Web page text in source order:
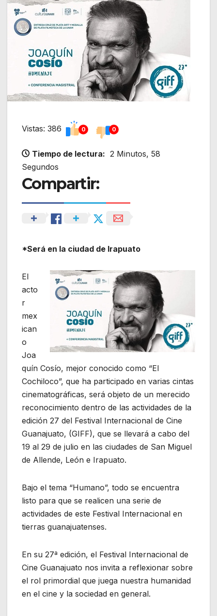
Vistas: 386 0 0
Tiempo de lectura: 2 Minutos, 58
Segundos
Compartir:
*Será en la ciudad de Irapuato
El
acto
r
mex
ican
o
Joa
quín Cosío, mejor conocido como “El
Cochiloco”, que ha participado en varias cintas
cinematográficas, será objeto de un merecido
reconocimiento dentro de las actividades de la
edición 27 del Festival Internacional de Cine
Guanajuato, (GIFF), que se llevará a cabo del
19 al 29 de julio en las ciudades de San Miguel
de Allende, León e Irapuato.
Bajo el tema “Humano”, todo se encuentra
listo para que se realicen una serie de
actividades de este Festival Internacional en
tierras guanajuatenses.
En su 27ª edición, el Festival Internacional de
Cine Guanajuato nos invita a reflexionar sobre
el rol primordial que juega nuestra humanidad
en el cine y la sociedad en general.